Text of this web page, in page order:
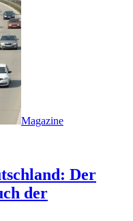
Magazine
Der
der